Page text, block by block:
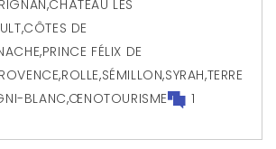
,CHÂTEAU LES
,CÔTES DE
,PRINCE FÉLIX DE
,ROLLE,SÉMILLON,SYRAH,TERRE
BLANC,ŒNOTOURISME
1